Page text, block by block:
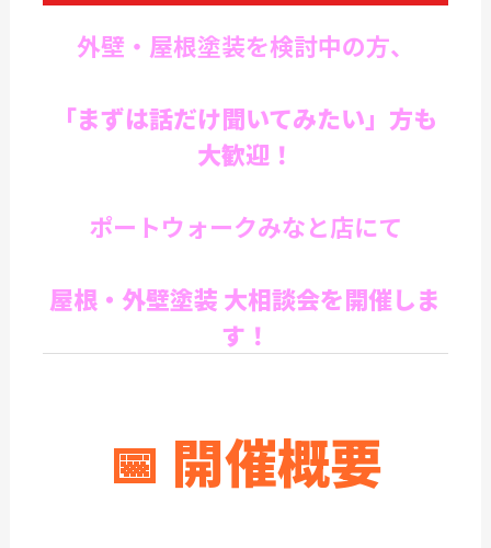
外壁・屋根塗装を検討中の方、
「まずは話だけ聞いてみたい」方も
大歓迎！
ポートウォークみなと店にて
屋根・外壁塗装 大相談会を開催しま
す！
📅 開催概要